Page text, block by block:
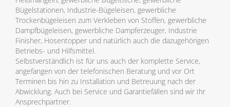
Bügelstationen, Industrie-Bügeleisen, gewerbliche
Trockenbügeleisen zum Verkleben von Stoffen, gewerbliche
Dampfbügeleisen, gewerbliche Dampferzeuger, Industrie
Finisher, Hosentopper und natürlich auch die dazugehörigen
Betriebs- und Hilfsmittel.
Selbstverständlich ist für uns auch der komplette Service,
angefangen von der telefonischen Beratung und vor Ort
Terminen bis hin zu Installation und Betreuung nach der
Abwicklung. Auch bei Service und Garantiefällen sind wir Ihr
Ansprechpartner.